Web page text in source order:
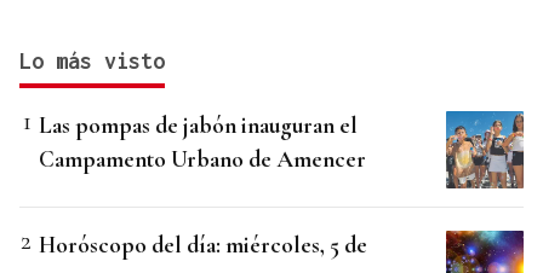
Lo más visto
Las pompas de jabón inauguran el
Campamento Urbano de Amencer
Horóscopo del día: miércoles, 5 de